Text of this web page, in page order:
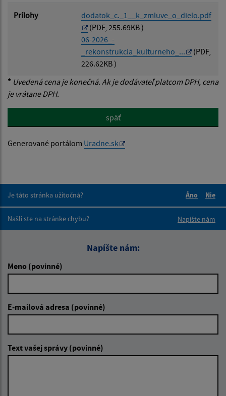
Prílohy
dodatok_c._1__k_zmluve_o_dielo.pdf
(PDF, 255.69KB )
06-2026_-
_rekonstrukcia_kulturneho_...
(PDF,
226.62KB )
* Uvedená cena je konečná. Ak je dodávateľ platcom DPH, cena
je vrátane DPH.
späť
Generované portálom Uradne.sk
Je táto stránka užitočná?
Áno
Nie
Našli ste na stránke chybu?
Napíšte nám
Napíšte nám:
Meno (povinné)
E-mailová adresa (povinné)
Text vašej správy (povinné)